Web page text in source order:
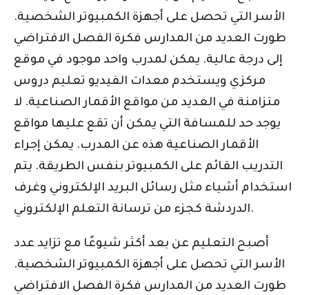
الأسر التي تحصل على أجهزة الكمبيوتر الشخصية.
طورت العديد من المدارس فكرة الفصل الافتراضي
إلى درجة عالية. يمكن لمدرب واحد موجود في موقع
مركزي ويستخدم معدات الفيديو تعليم دروس
متزامنة في العديد من مواقع الأقمار الصناعية. لا
يوجد حد للمسافة التي يمكن أن تقع عليها مواقع
الأقمار الصناعية هذه عن المدرب. يمكن إجراء
التدريب القائم على الكمبيوتر بنفس الطريقة. يتم
استخدام أشياء مثل رسائل البريد الإلكتروني وغرف
الدردشة كجزء من ترسانة التعلم الإلكتروني.
أصبح التعليم عن بعد أكثر شيوعًا مع تزايد عدد
الأسر التي تحصل على أجهزة الكمبيوتر الشخصية.
طورت العديد من المدارس فكرة الفصل الافتراضي